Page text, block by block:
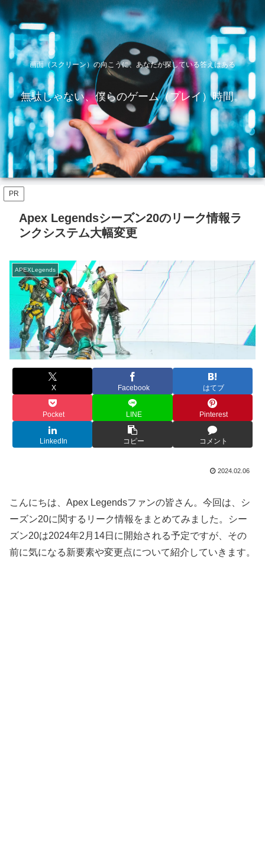
画面（スクリーン）の向こうに、あなたが探している答えはある
無駄じゃない、僕らのゲーム（プレイ）時間。
PR
Apex Legendsシーズン20のリーク情報ラ
ンクシステム大幅変更
APEXLegends
X Facebook はてブ
Pocket LINE Pinterest
LinkedIn コピー コメント
2024.02.06
こんにちは、Apex Legendsファンの皆さん。今回は、シ
ーズン20に関するリーク情報をまとめてみました。シー
ズン20は2024年2月14日に開始される予定ですが、その
前に気になる新要素や変更点について紹介していきます。